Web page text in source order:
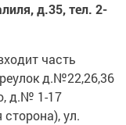
д.35, тел. 2-
часть
д.№22,26,36
д.№ 1-17
ул.